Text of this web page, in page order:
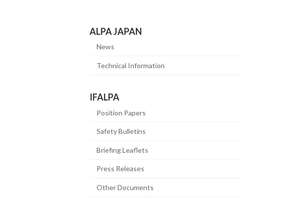
ALPA JAPAN
News
Technical Information
IFALPA
Position Papers
Safety Bulletins
Briefing Leaflets
Press Releases
Other Documents